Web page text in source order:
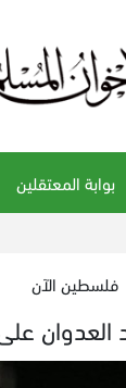
بوابة المعتقلين
فلسطين الآن